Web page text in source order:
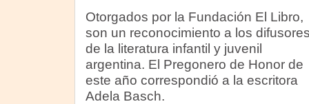
Otorgados por la Fundación El Libro,
son un reconocimiento a los
de la literatura infantil y juvenil
argentina. El Pregonero de Honor de
este año correspondió a la escritora
Adela Basch.